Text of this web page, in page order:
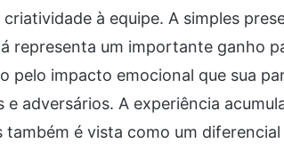
à equipe. A simples
representa um importante ganho
pelo impacto emocional que sua
e adversários. A experiência
também é vista como um